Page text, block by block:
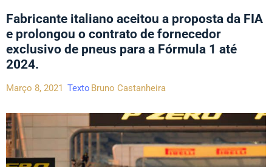
Fabricante italiano aceitou a proposta da FIA
e prolongou o contrato de fornecedor
exclusivo de pneus para a Fórmula 1 até
2024.
Março 8, 2021 Texto Bruno Castanheira